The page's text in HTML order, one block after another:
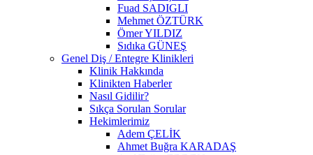
Fuad SADIGLI
Mehmet ÖZTÜRK
Ömer YILDIZ
Sıdıka GÜNEŞ
Genel Diş / Entegre Klinikleri
Klinik Hakkında
Klinikten Haberler
Nasıl Gidilir?
Sıkça Sorulan Sorular
Hekimlerimiz
Adem ÇELİK
Ahmet Buğra KARADAŞ